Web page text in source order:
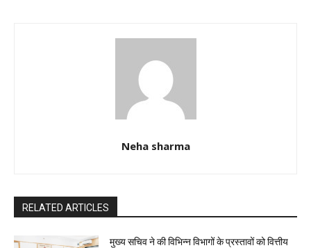
Neha sharma
RELATED ARTICLES
मुख्य सचिव ने की विभिन्न विभागों के प्रस्तावों को वित्तीय